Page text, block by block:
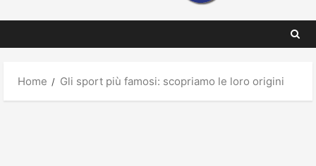
Home Gli sport più famosi: scopriamo le loro origini